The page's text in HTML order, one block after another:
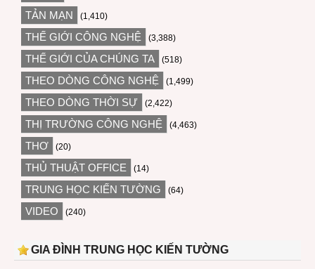
TẢN MẠN (1,410)
THẾ GIỚI CÔNG NGHỆ (3,388)
THẾ GIỚI CỦA CHÚNG TA (518)
THEO DÒNG CÔNG NGHỆ (1,499)
THEO DÒNG THỜI SỰ (2,422)
THỊ TRƯỜNG CÔNG NGHỆ (4,463)
THƠ (20)
THỦ THUẬT OFFICE (14)
TRUNG HỌC KIẾN TƯỜNG (64)
VIDEO (240)
GIA ĐÌNH TRUNG HỌC KIẾN TƯỜNG